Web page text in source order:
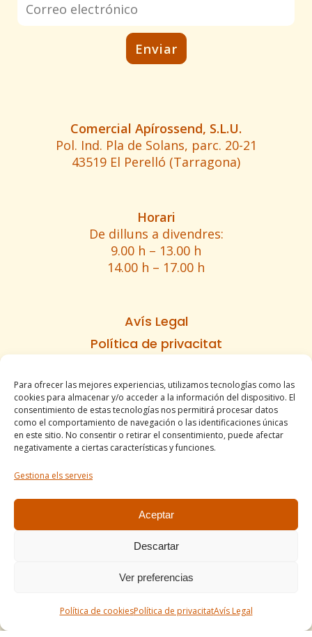
Para ofrecer las mejores experiencias, utilizamos tecnologías como las
cookies para almacenar y/o acceder a la información del dispositivo. El
consentimiento de estas tecnologías nos permitirá procesar datos
como el comportamiento de navegación o las identificaciones únicas
en este sitio. No consentir o retirar el consentimiento, puede afectar
negativamente a ciertas características y funciones.
Gestiona els serveis
Aceptar
Descartar
Ver preferencias
Política de cookiesPolítica de privacitatAvís Legal
Comercial Apírossend, S.L.U.
Pol. Ind. Pla de Solans, parc. 20-21
43519 El Perelló (Tarragona)
Horari
De dilluns a divendres:
9.00 h – 13.00 h
14.00 h – 17.00 h
Avís Legal
Política de privacitat
Informe d’accesibilitat
Condicions de venda
Mapa del lloc
comercial@apirossend.com